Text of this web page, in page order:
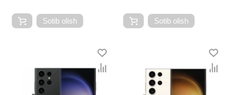
Sotib olish Sotib olish